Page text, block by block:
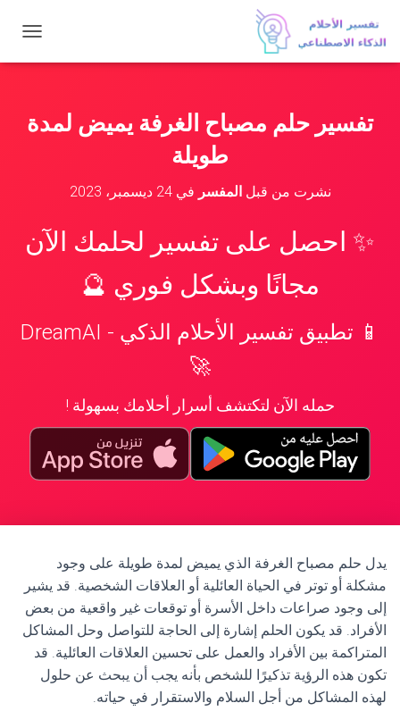
ب
ا
تفسير حلم مصباح الغرفة يميض لمدة
طويلة
نشرت من قبلالمفسر في24 ديسمبر، 2023
✨ احصل على تفسير لحلمك الآن
مجانًا وبشكل فوري 🔮
📱 تطبيق تفسير الأحلام الذكي - DreamAI
🚀
حمله الآن لتكتشف أسرار أحلامك بسهولة !
يدل حلم مصباح الغرفة الذي يميض لمدة طويلة على وجود
مشكلة أو توتر في الحياة العائلية أو العلاقات الشخصية. قد يشير
إلى وجود صراعات داخل الأسرة أو توقعات غير واقعية من بعض
الأفراد. قد يكون الحلم إشارة إلى الحاجة للتواصل وحل المشاكل
المتراكمة بين الأفراد والعمل على تحسين العلاقات العائلية. قد
تكون هذه الرؤية تذكيرًا للشخص بأنه يجب أن يبحث عن حلول
لهذه المشاكل من أجل السلام والاستقرار في حياته.